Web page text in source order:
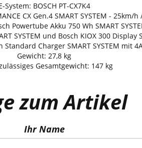
System: BOSCH PT-CX7K4
CX Gen.4 SMART SYSTEM - 25km/
Powertube Akku 750 Wh SMART
SYSTEM und Bosch KIOX 300 Display
Standard Charger SMART SYSTEM mit
Gewicht: 27,8 kg
Gesamtgewicht: 147 kg
zum Artikel
Ihr Name